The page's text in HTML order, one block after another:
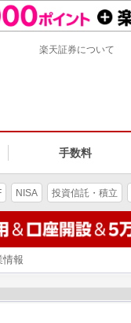
手数料
楽天証券について
NISA 投資信託・積立
情報